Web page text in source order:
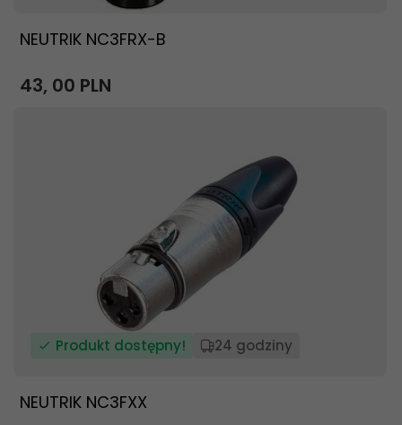
NEUTRIK NC3FRX-B
43, 00 PLN
Produkt dostępny! 24 godziny
NEUTRIK NC3FXX